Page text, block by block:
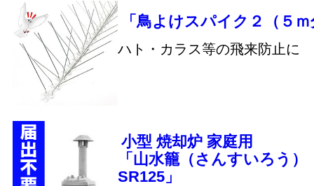
「鳥よけスパイク２（５
ハト・カラス等の飛来防止に
小型 焼却炉 家庭用
「山水籠（さんすいろう）
SR125」